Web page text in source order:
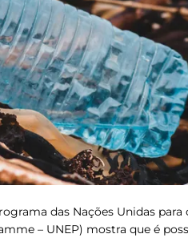
das Nações Unidas para
– UNEP) mostra que é